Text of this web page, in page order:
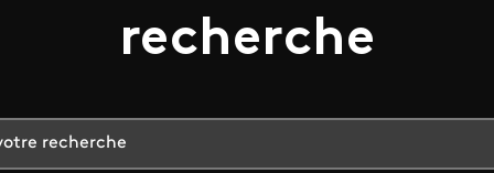
recherche